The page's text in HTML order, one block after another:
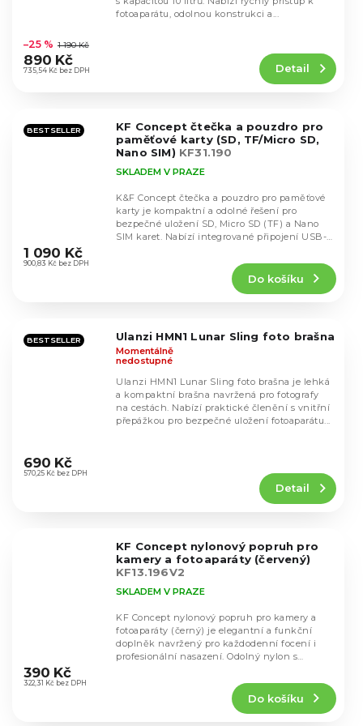
hodnocení
produktu
je
hvězdiček.
735,54 Kč bez DPH
–25 % 1 190 Kč
890 Kč Detail
fotoaparátu, odolnou konstrukci a...
BESTSELLER
KF Concept čtečka a pouzdro pro
paměťové karty (SD, TF/Micro SD,
Nano SIM) KF31.190
hodnocení
produktu
hvězdiček.
SKLADEM V PRAZE
900,83 Kč bez DPH
1 090 Kč
Do košíku
K&F Concept čtečka a pouzdro pro paměťové
karty je kompaktní a odolné řešení pro
bezpečné uložení SD, Micro SD (TF) a Nano
SIM karet. Nabízí integrované připojení USB-C
BESTSELLER Ulanzi HMN1 Lunar Sling foto brašna
hodnocení
produktu
Momentálně
nedostupné
570,25 Kč bez DPH
690 Kč
Detail
Ulanzi HMN1 Lunar Sling foto brašna je lehká
a kompaktní brašna navržená pro fotografy
na cestách. Nabízí praktické členění s vnitřní
přepážkou pro bezpečné uložení fotoaparátu...
KF Concept nylonový popruh pro
kamery a fotoaparáty (červený)
KF13.196V2
hodnocení
produktu
SKLADEM V PRAZE
322,31 Kč bez DPH
390 Kč
Do košíku
KF Concept nylonový popruh pro kamery a
fotoaparáty (černý) je elegantní a funkční
doplněk navržený pro každodenní focení i
profesionální nasazení. Odolný nylon s